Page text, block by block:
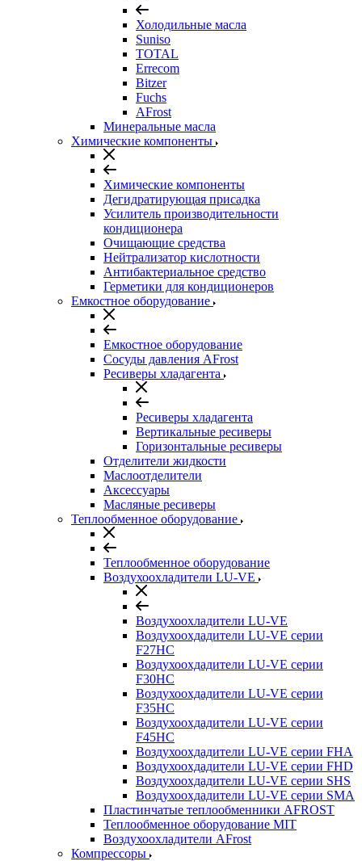
Холодильные масла
Suniso
TOTAL
Errecom
Bitzer
Fuchs
AFrost
Минеральные масла
Химические компоненты
Химические компоненты
Дегидратирующая присадка
Усилитель производительности
кондиционера
Очищающие средства
Нейтрализатор кислотности
Антибактериальное средство
Герметики для кондиционеров
Емкостное оборудование
Емкостное оборудование
Сосуды давления AFrost
Ресиверы хладагента
Ресиверы хладагента
Вертикальные ресиверы
Горизонтальные ресиверы
Отделители жидкости
Маслоотделители
Аксессуары
Масляные ресиверы
Теплообменное оборудование
Теплообменное оборудование
Воздухоохладители LU-VE
Воздухоохладители LU-VE
Воздухоохдадители LU-VE серии
F27HC
Воздухоохдадители LU-VE серии
F30HC
Воздухоохдадители LU-VE серии
F35HC
Воздухоохдадители LU-VE серии
F45HC
Воздухоохдадители LU-VE серии FHA
Воздухоохдадители LU-VE серии FHD
Воздухоохдадители LU-VE серии SHS
Воздухоохдадители LU-VE серии SMA
Пластинчатые теплообменники AFROST
Теплообменное оборудование MIT
Воздухоохладители AFrost
Компрессоры